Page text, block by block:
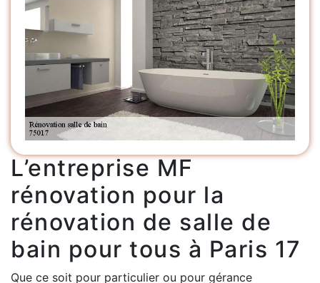
L’entreprise MF
rénovation pour la
rénovation de salle de
bain pour tous à Paris 17
Que ce soit pour particulier ou pour gérance